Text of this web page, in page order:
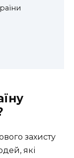
захисту
які